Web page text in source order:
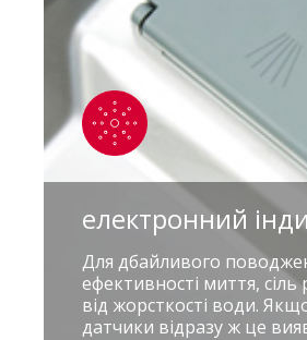
електронний
Для дбайливого
ефективності миття,
від жорсткості води.
датчики відразу ж це